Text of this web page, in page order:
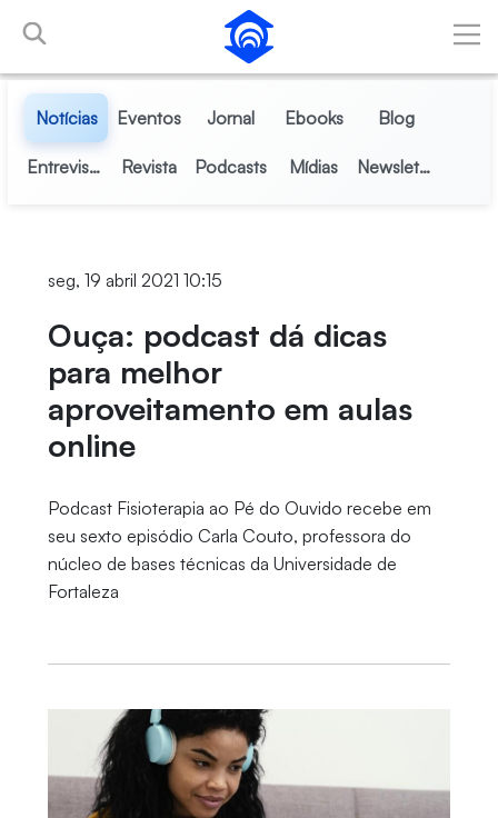
Pular para o Conteúdo principal
Notícias Eventos Jornal Ebooks Blog
Entrevistas Revista Podcasts Mídias Newsletter
seg, 19 abril 2021 10:15
Ouça: podcast dá dicas
para melhor
aproveitamento em aulas
online
Podcast Fisioterapia ao Pé do Ouvido recebe em
seu sexto episódio Carla Couto, professora do
núcleo de bases técnicas da Universidade de
Fortaleza